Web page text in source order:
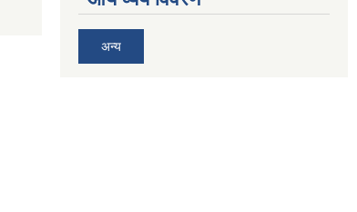
अन्य